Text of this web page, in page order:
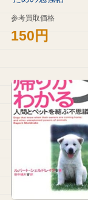
参考買取価格
150円